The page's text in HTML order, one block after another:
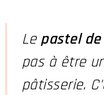
Lepastel
pas à être
pâtisserie.